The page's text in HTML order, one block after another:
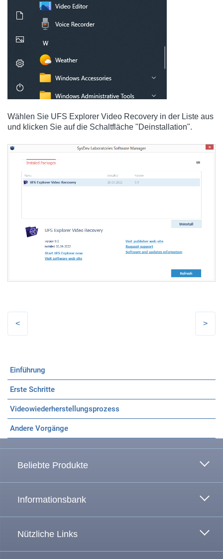
Wählen Sie UFS Explorer Video Recovery in der Liste aus
und klicken Sie auf die Schaltfläche "Deinstallation".
Einführung
Erste Schritte
Videowiederherstellungsprozess
Andere Vorgänge
Beliebte Produkte
Informationsbank
Nützliche Links